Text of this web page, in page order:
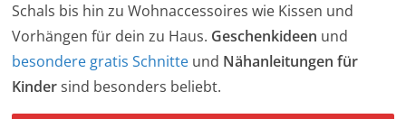
Schals bis hin zu Wohnaccessoires wie Kissen und
Vorhängen für dein zu Haus. Geschenkideen und
besondere gratis Schnitte und Nähanleitungen für
Kindersind besonders beliebt.